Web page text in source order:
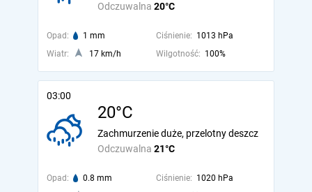
Odczuwalna 20°C
Opad: 1 mm Ciśnienie: 1013 hPa
Wiatr:
17 km/h Wilgotność: 100%
03:00
20°C
Odczuwalna 21°C
Zachmurzenie duże, przelotny deszcz
Opad: 0.8 mm Ciśnienie: 1020 hPa